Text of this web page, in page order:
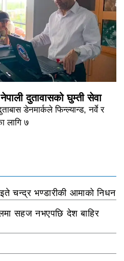
दुतावासको घुम्ती सेवा
डेनमार्कले फिन्ल्यान्ड, नर्वे र
लागि ७
चन्द्र भण्डारीकी आमाको निधन
सहज नभएपछि देश बाहिर